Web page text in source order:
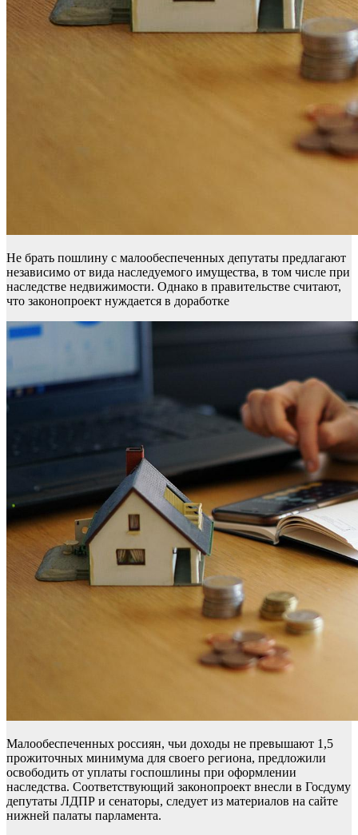
Не брать пошлину с малообеспеченных депутаты предлагают
независимо от вида наследуемого имущества, в том числе при
наследстве недвижимости. Однако в правительстве считают,
что законопроект нуждается в доработке
Малообеспеченных россиян, чьи доходы не превышают 1,5
прожиточных минимума для своего региона, предложили
освободить от уплаты госпошлины при оформлении
наследства. Соответствующий законопроект внесли в Госдуму
депутаты ЛДПР и сенаторы, следует из материалов на сайте
нижней палаты парламента.